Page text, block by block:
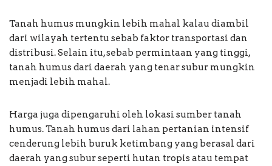
Tanah humus mungkin lebih mahal kalau diambil
dari wilayah tertentu sebab faktor transportasi dan
distribusi. Selain itu, sebab permintaan yang tinggi,
tanah humus dari daerah yang tenar subur mungkin
menjadi lebih mahal.
Harga juga dipengaruhi oleh lokasi sumber tanah
humus. Tanah humus dari lahan pertanian intensif
cenderung lebih buruk ketimbang yang berasal dari
daerah yang subur seperti hutan tropis atau tempat